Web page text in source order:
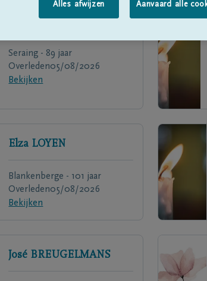
Léonardo BERNARDINIS
Seraing - 89 jaar
Overleden05/08/2026
Bekijken
Elza LOYEN
Blankenberge - 101 jaar
Overleden05/08/2026
Bekijken
José BREUGELMANS
Alles afwijzen Aanvaard alle